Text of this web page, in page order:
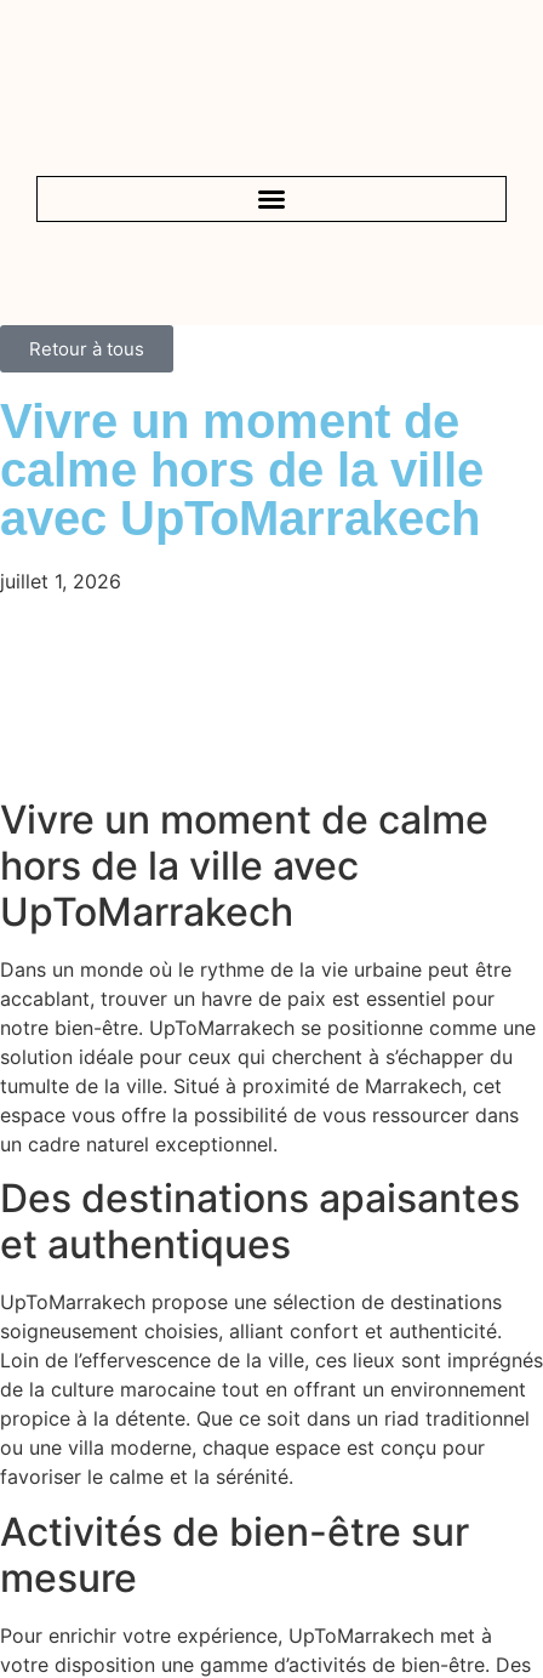
Retour à tous
Vivre un moment de
calme hors de la ville
avec UpToMarrakech
juillet 1, 2026
Vivre un moment de calme
hors de la ville avec
UpToMarrakech
Dans un monde où le rythme de la vie urbaine peut être
accablant, trouver un havre de paix est essentiel pour
notre bien-être. UpToMarrakech se positionne comme une
solution idéale pour ceux qui cherchent à s’échapper du
tumulte de la ville. Situé à proximité de Marrakech, cet
espace vous offre la possibilité de vous ressourcer dans
un cadre naturel exceptionnel.
Des destinations apaisantes
et authentiques
UpToMarrakech propose une sélection de destinations
soigneusement choisies, alliant confort et authenticité.
Loin de l’effervescence de la ville, ces lieux sont imprégnés
de la culture marocaine tout en offrant un environnement
propice à la détente. Que ce soit dans un riad traditionnel
ou une villa moderne, chaque espace est conçu pour
favoriser le calme et la sérénité.
Activités de bien-être sur
mesure
Pour enrichir votre expérience, UpToMarrakech met à
votre disposition une gamme d’activités de bien-être. Des